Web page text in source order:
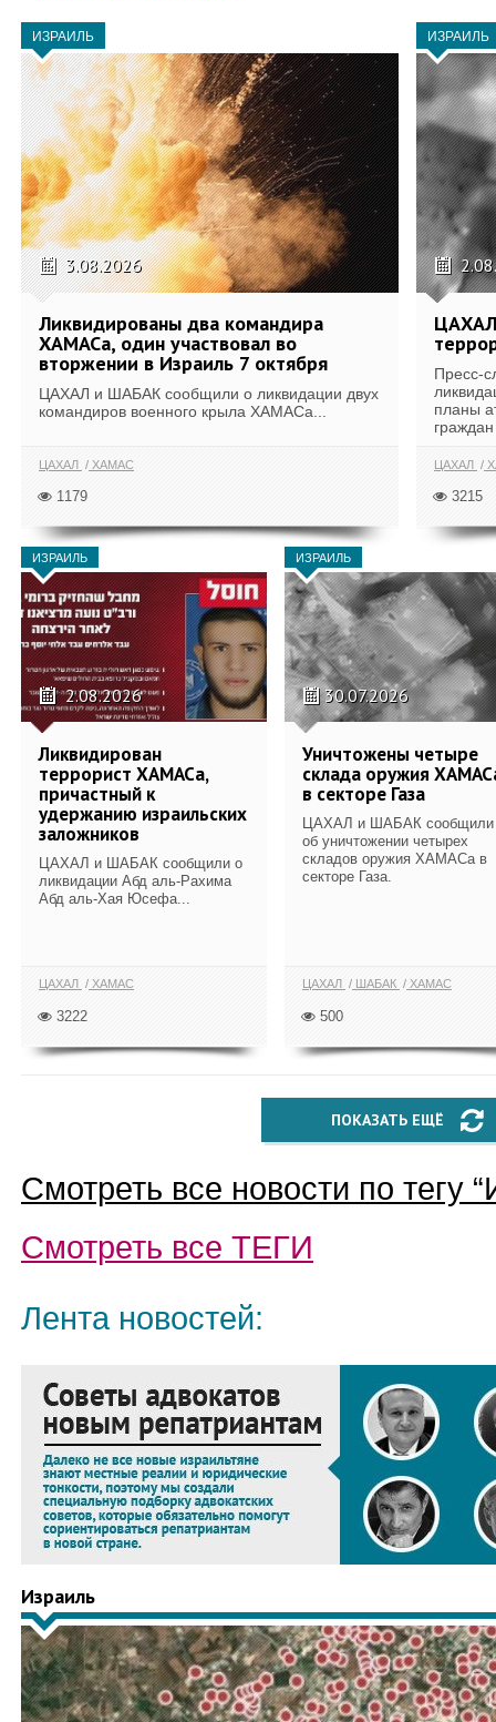
ИЗРАИЛЬ
3.08.2026
Ликвидированы два командира
ХАМАСа, один участвовал во
вторжении в Израиль 7 октября
ЦАХАЛ и ШАБАК сообщили о ликвидации двух
командиров военного крыла ХАМАСа...
ЦАХАЛ ХАМАС
1179
ИЗРАИЛЬ
ЦАХАЛ
Пресс-
планы
ЦАХАЛ
3215
ИЗРАИЛЬ
2.08.2026
Ликвидирован
террорист ХАМАСа,
причастный к
удержанию израильских
заложников
ЦАХАЛ и ШАБАК сообщили о
ликвидации Абд аль-Рахима
Абд аль-Хая Юсефа...
ЦАХАЛ ХАМАС
3222
ИЗРАИЛЬ
30.07.2026
Уничтожены четыре
склада оружия
в секторе Газа
ЦАХАЛ и ШАБАК сообщили
об уничтожении четырех
складов оружия ХАМАСа в
секторе Газа.
ЦАХАЛ ШАБАК ХАМАС
500
ПОКАЗАТЬ ЕЩЁ
Смотреть все новости по тегу “
Смотреть все ТЕГИ
Лента новостей:
Израиль